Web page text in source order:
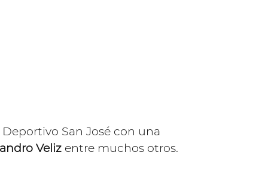
San José con una
Veliz entre muchos otros.